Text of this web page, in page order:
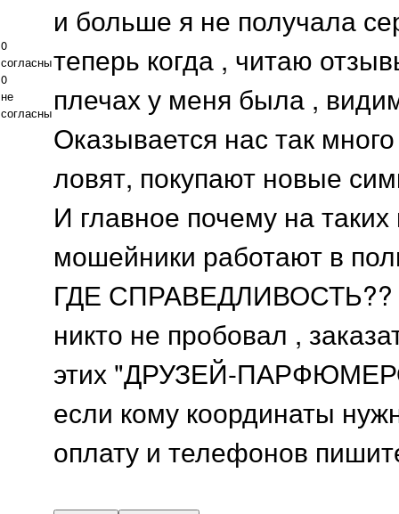
0
согласны
0
не
согласны
и больше я не получала
теперь когда , читаю
плечах у меня была ,
Оказывается нас так
ловят, покупают новые
И главное почему на
мошейники работают в
ГДЕ
никто не пробовал ,
этих "ДРУЗЕЙ-
если кому координаты
оплату и телефонов